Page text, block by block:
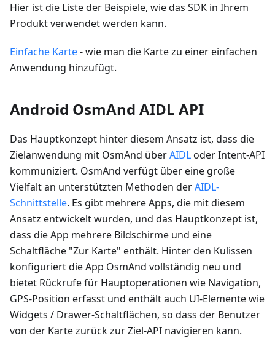
Hier ist die Liste der Beispiele, wie das SDK in Ihrem
Produkt verwendet werden kann.
Einfache Karte- wie man die Karte zu einer einfachen
Anwendung hinzufügt.
Android OsmAnd AIDL API
Das Hauptkonzept hinter diesem Ansatz ist, dass die
Zielanwendung mit OsmAnd überAIDLoder Intent-API
kommuniziert. OsmAnd verfügt über eine große
Vielfalt an unterstützten Methoden derAIDL-
Schnittstelle. Es gibt mehrere Apps, die mit diesem
Ansatz entwickelt wurden, und das Hauptkonzept ist,
dass die App mehrere Bildschirme und eine
Schaltfläche "Zur Karte" enthält. Hinter den Kulissen
konfiguriert die App OsmAnd vollständig neu und
bietet Rückrufe für Hauptoperationen wie Navigation,
GPS-Position erfasst und enthält auch UI-Elemente wie
Widgets / Drawer-Schaltflächen, so dass der Benutzer
von der Karte zurück zur Ziel-API navigieren kann.